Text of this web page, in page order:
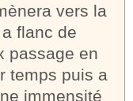
vers la
flanc de
passage en
temps puis a
immensité